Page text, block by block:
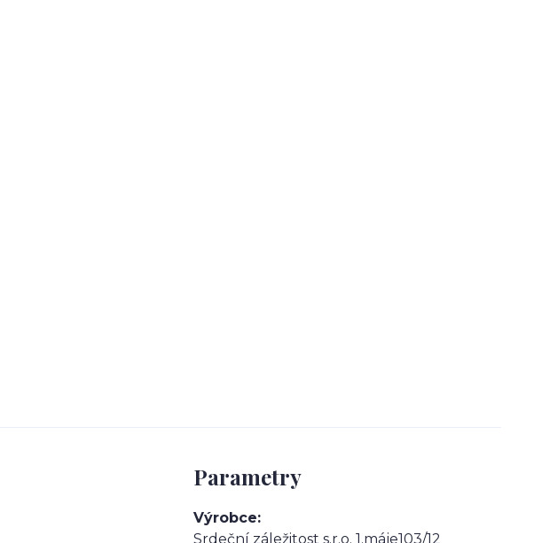
Parametry
Výrobce
Srdeční záležitost s.r.o. 1.máje103/12